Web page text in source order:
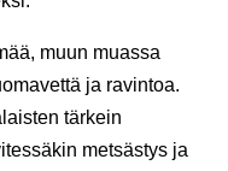
muun muassa
ja ravintoa.
tärkein
metsästys ja